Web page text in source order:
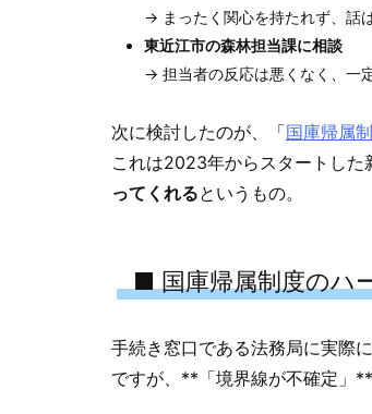
→ まったく関心を持たれず、話
東近江市の森林担当課に相談
→ 担当者の反応は悪くなく、一
次に検討したのが、「国庫帰属
これは2023年からスタートし
ってくれるというもの。
■ 国庫帰属制度のハ
手続き窓口である法務局に実際
ですが、**「境界線が不確定」**